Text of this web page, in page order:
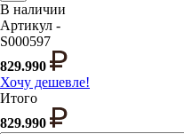
В наличии
Артикул -
S000597
829.990
Хочу дешевле!
Итого
829.990